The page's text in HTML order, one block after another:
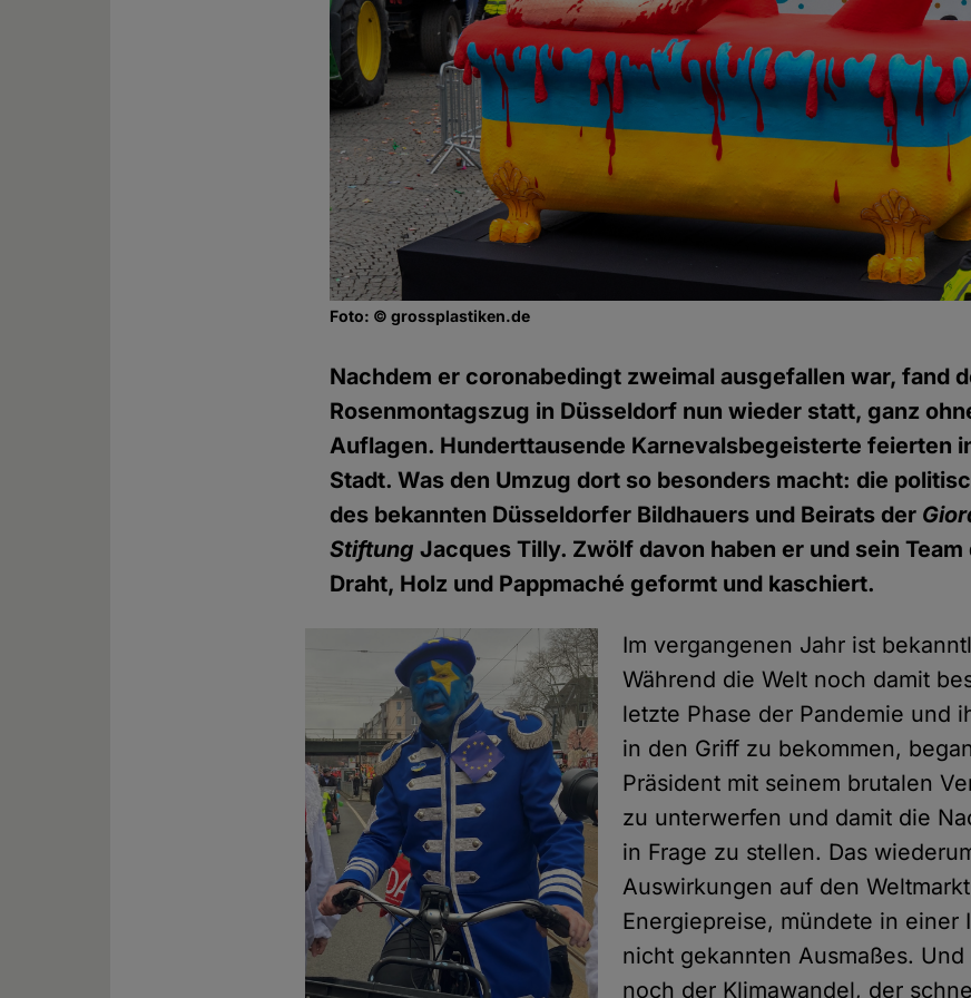
Foto: © grossplastiken.de
Nachdem er coronabedingt zweimal ausgefallen war, fand
Rosenmontagszug in Düsseldorf nun wieder statt, ganz
Auflagen. Hunderttausende Karnevalsbegeisterte feierten
Stadt. Was den Umzug dort so besonders macht: die
des bekannten Düsseldorfer Bildhauers und Beirats der
Stiftung Jacques Tilly. Zwölf davon haben er und sein
Draht, Holz und Pappmaché geformt und kaschiert.
Im vergangenen Jahr ist
Während die Welt noch damit
letzte Phase der Pandemie und
in den Griff zu bekommen,
Präsident mit seinem brutalen
zu unterwerfen und damit die
in Frage zu stellen. Das
Auswirkungen auf den
Energiepreise, mündete in einer
nicht gekannten Ausmaßes.
noch der Klimawandel, der